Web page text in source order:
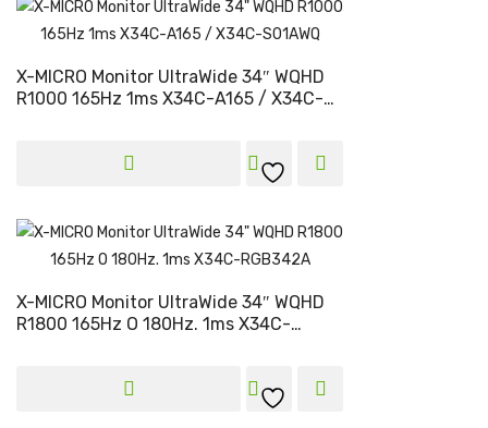
X-MICRO Monitor UltraWide 34″ WQHD
R1000 165Hz 1ms X34C-A165 / X34C-
X-MICRO Monitor UltraWide 34″ WQHD
R1800 165Hz O 180Hz. 1ms X34C-